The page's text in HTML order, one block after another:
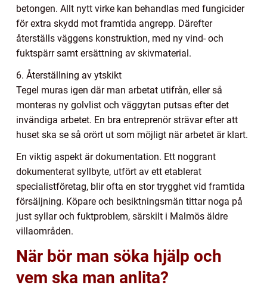
betongen. Allt nytt virke kan behandlas med fungicider
för extra skydd mot framtida angrepp. Därefter
återställs väggens konstruktion, med ny vind- och
fuktspärr samt ersättning av skivmaterial.
6. Återställning av ytskikt
Tegel muras igen där man arbetat utifrån, eller så
monteras ny golvlist och väggytan putsas efter det
invändiga arbetet. En bra entreprenör strävar efter att
huset ska se så orört ut som möjligt när arbetet är klart.
En viktig aspekt är dokumentation. Ett noggrant
dokumenterat syllbyte, utfört av ett etablerat
specialistföretag, blir ofta en stor trygghet vid framtida
försäljning. Köpare och besiktningsmän tittar noga på
just syllar och fuktproblem, särskilt i Malmös äldre
villaområden.
När bör man söka hjälp och
vem ska man anlita?